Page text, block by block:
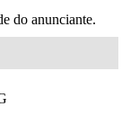
do anunciante.